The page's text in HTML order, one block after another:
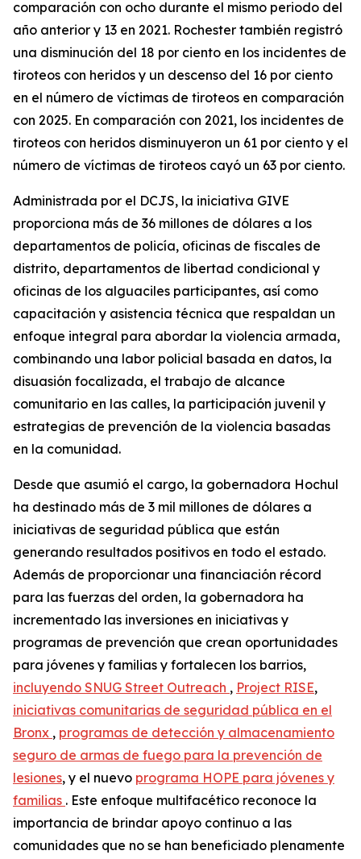
comparación con ocho durante el mismo periodo del
año anterior y 13 en 2021. Rochester también registró
una disminución del 18 por ciento en los incidentes de
tiroteos con heridos y un descenso del 16 por ciento
en el número de víctimas de tiroteos en comparación
con 2025. En comparación con 2021, los incidentes de
tiroteos con heridos disminuyeron un 61 por ciento y el
número de víctimas de tiroteos cayó un 63 por ciento.
Administrada por el DCJS, la iniciativa GIVE
proporciona más de 36 millones de dólares a los
departamentos de policía, oficinas de fiscales de
distrito, departamentos de libertad condicional y
oficinas de los alguaciles participantes, así como
capacitación y asistencia técnica que respaldan un
enfoque integral para abordar la violencia armada,
combinando una labor policial basada en datos, la
disuasión focalizada, el trabajo de alcance
comunitario en las calles, la participación juvenil y
estrategias de prevención de la violencia basadas
en la comunidad.
Desde que asumió el cargo, la gobernadora Hochul
ha destinado más de 3 mil millones de dólares a
iniciativas de seguridad pública que están
generando resultados positivos en todo el estado.
Además de proporcionar una financiación récord
para las fuerzas del orden, la gobernadora ha
incrementado las inversiones en iniciativas y
programas de prevención que crean oportunidades
para jóvenes y familias y fortalecen los barrios,
incluyendo SNUG Street Outreach , Project RISE,
iniciativas comunitarias de seguridad pública en el
Bronx , programas de detección y almacenamiento
seguro de armas de fuego para la prevención de
lesiones, y el nuevo programa HOPE para jóvenes y
familias . Este enfoque multifacético reconoce la
importancia de brindar apoyo continuo a las
comunidades que no se han beneficiado plenamente